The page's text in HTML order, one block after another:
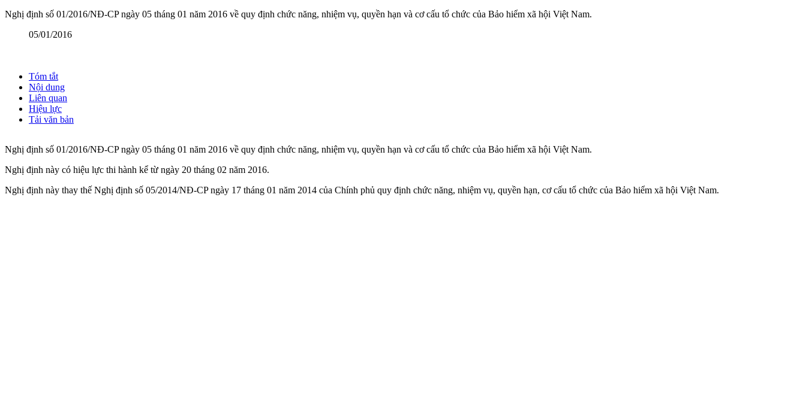
Nghị định số 01/2016/NĐ-CP ngày 05 tháng 01 năm 2016 về quy định chức năng, nhiệm vụ, quyền hạn và cơ cấu tổ chức của Bảo hiểm xã hội Việt Nam.
05/01/2016
Tóm tắt
Nội dung
Liên quan
Hiệu lực
Tải văn bản
Nghị định số 01/2016/NĐ-CP ngày 05 tháng 01 năm 2016 về quy định chức năng, nhiệm vụ, quyền hạn và cơ cấu tổ chức của Bảo hiểm xã hội Việt Nam.
Nghị định này có hiệu lực thi hành kể từ ngày 20 tháng 02 năm 2016.
Nghị định này thay thế Nghị định số 05/2014/NĐ-CP ngày 17 tháng 01 năm 2014 của Chính phủ quy định chức năng, nhiệm vụ, quyền hạn, cơ cấu tổ chức của Bảo hiểm xã hội Việt Nam.